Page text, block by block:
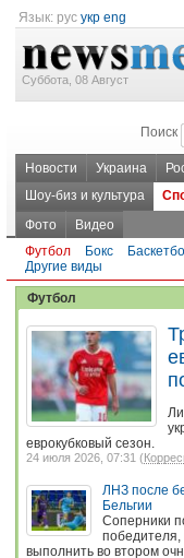
Язык: рус укр eng
Суббота, 08 Август
Поиск
Новости Украина
Шоу-биз и культура
Фото
Видео
Футбол
Бокс
Другие виды
Футбол
еврокубковый сезон.
24 июля 2026, 07:31 (
ЛНЗ после
Бельгии
Соперники
победителя,
выполнить во втором